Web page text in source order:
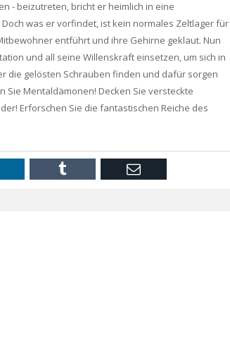
- beizutreten, bricht er heimlich in eine
was er vorfindet, ist kein normales Zeltlager für
entführt und ihre Gehirne geklaut. Nun
und all seine Willenskraft einsetzen, um sich in
die gelösten Schrauben finden und dafür sorgen
Sie Mentaldämonen! Decken Sie versteckte
Erforschen Sie die fantastischen Reiche des
Tumblr Email